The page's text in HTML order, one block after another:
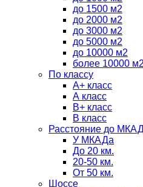
до 1500 м2
до 2000 м2
до 3000 м2
до 5000 м2
до 10000 м2
более 10000 м2
По классу
A+ класс
А класс
В+ класс
B класс
Расстояние до
У МКАДа
До 20 км.
20-50 км.
От 50 км.
Шоссе